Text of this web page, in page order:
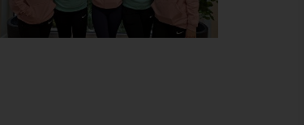
CUMPARA